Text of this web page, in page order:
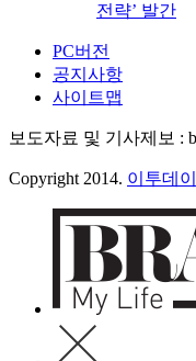
전략’ 발간
PC버전
공지사항
사이트맵
보도자료 및 기사제보 :
Copyright 2014. 이투데